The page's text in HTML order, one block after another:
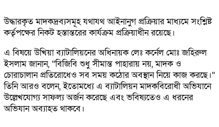
উদ্ধারকৃত মাদকদ্রব্যসমূহ যথাযথ আইনানুগ প্রক্রিয়ার মাধ্যমে সংশ্লিষ্ট
কর্তৃপক্ষের নিকট হস্তান্তরের কার্যক্রম প্রক্রিয়াধীন রয়েছে।
এ বিষয়ে উখিয়া ব্যাটালিয়নের অধিনায়ক লেঃ কর্নেল মোঃ জহিরুল
ইসলাম জানান, “বিজিবি শুধু সীমান্ত পাহারায় নয়, মাদক ও
চোরাচালান প্রতিরোধেও সব সময় কঠোর অবস্থান নিয়ে কাজ করছে।”
তিনি আরও বলেন, ইতোমধ্যে এ ব্যাটালিয়ন মাদকবিরোধী অভিযানে
উল্লেখযোগ্য সাফল্য অর্জন করেছে এবং ভবিষ্যতেও এ ধরনের
অভিযান অব্যাহত থাকবে।